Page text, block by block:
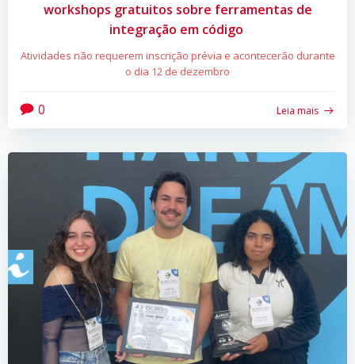
workshops gratuitos sobre ferramentas de
integração em código
Atividades não requerem inscrição prévia e acontecerão durante
o dia 12 de dezembro
0 Leia mais